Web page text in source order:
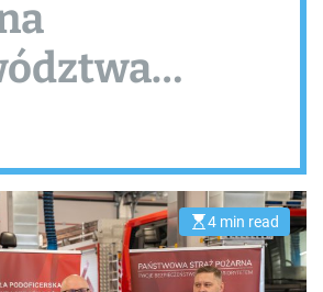
E
s
t
i
4 min read